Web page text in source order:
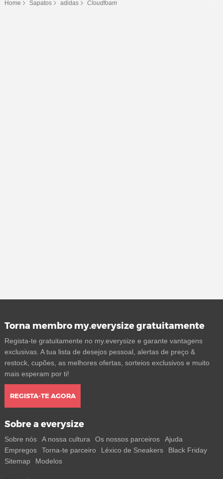
Home Sapatos adidas Cloudfoam
Torna membro my.everysize gratuitamente
Regista-te gratuitamente no my.everysize e garante vantagens
exclusivas. A tua lista de desejos pessoal, alertas de preço &
restock, cupões, as melhores ofertas, sorteios exclusivos e muito
mais esperam por ti!
REGISTA-TE AGORA
Sobre a everysize
Sobre nós A nossa cultura Os nossos parceiros
Ajuda
Empregos
Torna-te parceiro Léxico de Sneakers
Black Friday
Sitemap
Modelos